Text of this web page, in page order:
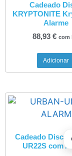
Cadeado
KRYPTONITE
Alarme
88,93 € com
Adicionar
Cadeado Disco
UR22S com